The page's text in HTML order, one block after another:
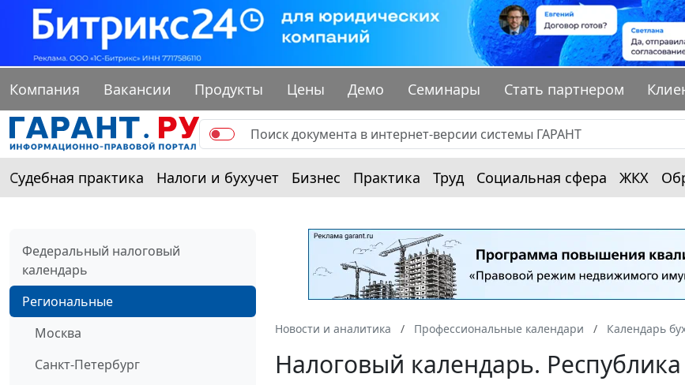
Компания Вакансии Продукты Цены Демо Семинары Стать партнером
Судебная практика Налоги и бухучет Бизнес Практика Труд Социальная сфера ЖКХ
Федеральный налоговый
календарь
Региональные
Москва
Санкт-Петербург
Новости и аналитика Профессиональные календари Календарь
Налоговый календарь.